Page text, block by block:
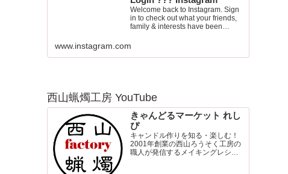
Welcome back to Instagram. Sign
in to check out what your friends,
family & interests have been
www.instagram.com
西山蝋燭工房 YouTube
きゃんどるマーケット れし
ぴ
キャンドル作りを知る・楽しむ！
2001年創業の西山ろうそく工房の
職人が発信するメイキングレシピ